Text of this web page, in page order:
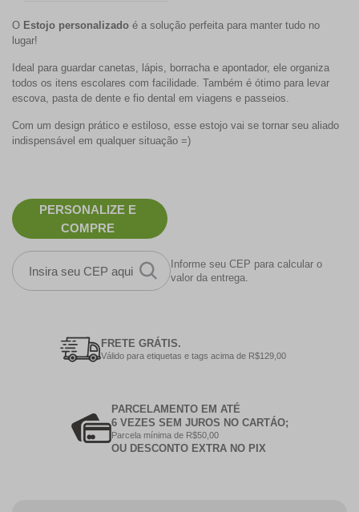
O Estojo personalizado é a solução perfeita para manter tudo no
lugar!
Ideal para guardar canetas, lápis, borracha e apontador, ele organiza
todos os itens escolares com facilidade. Também é ótimo para levar
escova, pasta de dente e fio dental em viagens e passeios.
Com um design prático e estiloso, esse estojo vai se tornar seu aliado
indispensável em qualquer situação =)
PERSONALIZE E
COMPRE
Informe seu CEP para calcular o
valor da entrega.
FRETE GRÁTIS.
Válido para etiquetas e tags acima de R$129,00
PARCELAMENTO EM ATÉ
6 VEZES SEM JUROS NO CARTÁO;
Parcela mínima de R$50,00
OU DESCONTO EXTRA NO PIX